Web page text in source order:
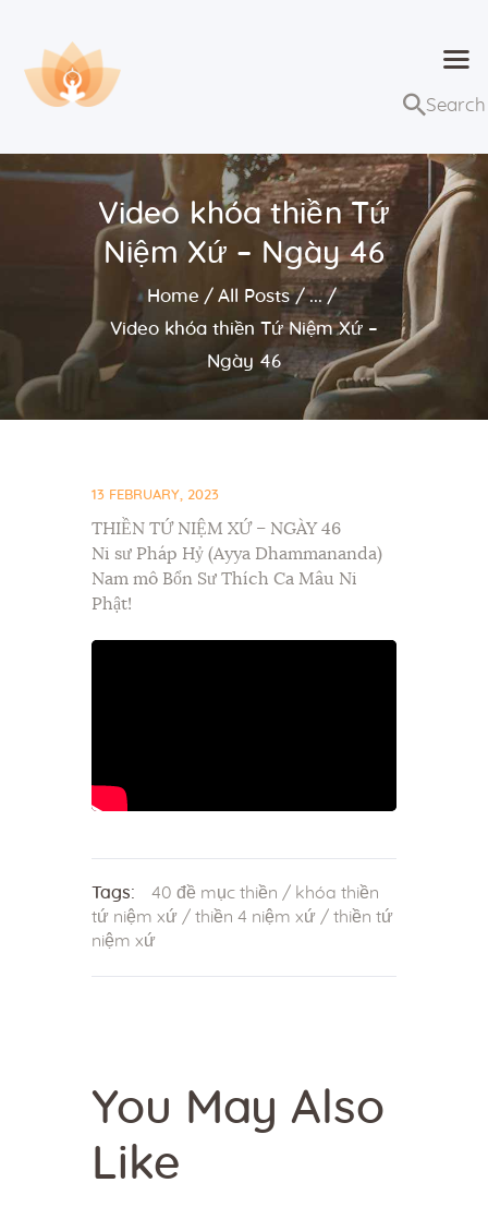
Video khóa thiền Tứ
Niệm Xứ – Ngày 46
Home All Posts
...
Video khóa thiền Tứ Niệm Xứ –
Ngày 46
Trang chủ
Bài giảng
Lớp học và sự kiện
Về Dhammaduta
13 FEBRUARY, 2023
THIỀN TỨ NIỆM XỨ – NGÀY 46
Ni sư Pháp Hỷ (Ayya Dhammananda)
Nam mô Bổn Sư Thích Ca Mâu Ni
Phật!
Tags: 40 đề mục thiền / khóa thiền
tứ niệm xứ / thiền 4 niệm xứ / thiền tứ
niệm xứ
You May Also
Like